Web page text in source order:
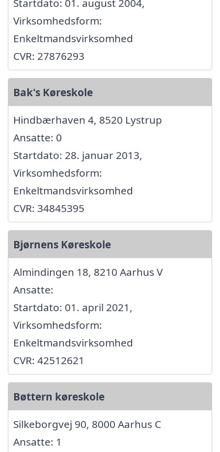
Startdato: 01. august 2004,
Virksomhedsform:
Enkeltmandsvirksomhed
CVR: 27876293
Bak's Køreskole
Hindbærhaven 4, 8520 Lystrup
Ansatte: 0
Startdato: 28. januar 2013,
Virksomhedsform:
Enkeltmandsvirksomhed
CVR: 34845395
Bjørnens Køreskole
Almindingen 18, 8210 Aarhus V
Ansatte:
Startdato: 01. april 2021,
Virksomhedsform:
Enkeltmandsvirksomhed
CVR: 42512621
Bøttern køreskole
Silkeborgvej 90, 8000 Aarhus C
Ansatte: 1